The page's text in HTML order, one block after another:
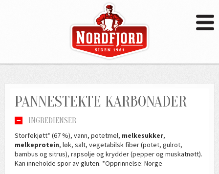
PANNESTEKTE KARBONADER
INGREDIENSER
Storfekjøtt* (67 %), vann, potetmel, melkesukker,
melkeprotein, løk, salt, vegetabilsk fiber (potet, gulrot,
bambus og sitrus), rapsolje og krydder (pepper og muskatnøtt).
Kan inneholde spor av gluten. *Opprinnelse: Norge